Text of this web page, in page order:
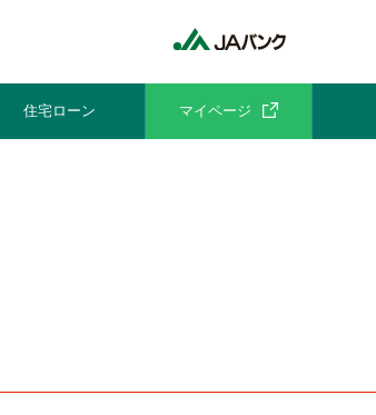
マイページ
住宅ローン